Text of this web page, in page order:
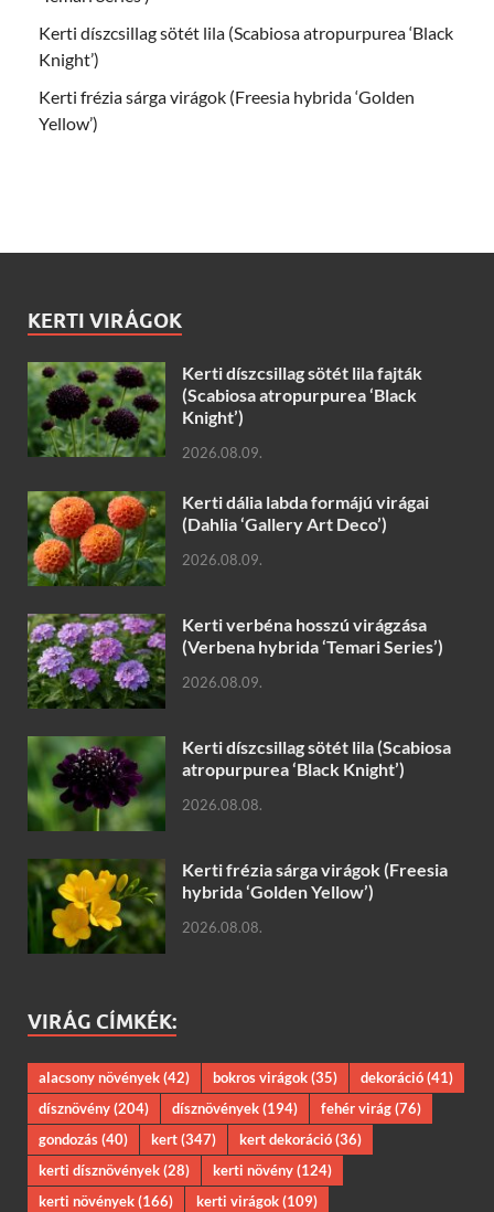
Kerti díszcsillag sötét lila (Scabiosa atropurpurea ‘Black
Knight’)
Kerti frézia sárga virágok (Freesia hybrida ‘Golden
Yellow’)
KERTI VIRÁGOK
Kerti díszcsillag sötét lila fajták
(Scabiosa atropurpurea ‘Black
Knight’)
2026.08.09.
Kerti dália labda formájú virágai
(Dahlia ‘Gallery Art Deco’)
2026.08.09.
Kerti verbéna hosszú virágzása
(Verbena hybrida ‘Temari Series’)
2026.08.09.
Kerti díszcsillag sötét lila (Scabiosa
atropurpurea ‘Black Knight’)
2026.08.08.
Kerti frézia sárga virágok (Freesia
hybrida ‘Golden Yellow’)
2026.08.08.
VIRÁG CÍMKÉK:
alacsony növények(42) bokros virágok(35) dekoráció(41)
dísznövény(204) dísznövények(194) fehér virág(76)
gondozás(40) kert(347) kert dekoráció(36)
kerti dísznövények(28) kerti növény(124)
kerti növények(166) kerti virágok(109)